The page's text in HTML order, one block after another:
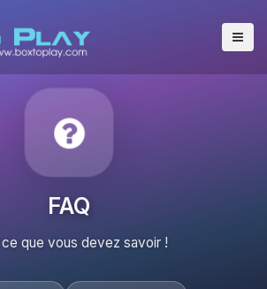
FAQ
que vous devez savoir !